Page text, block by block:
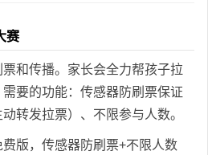
赛
和传播。家长会全力帮孩子拉
要的功能：传感器防刷票保证
转发拉票）、不限参与人数。
版，传感器防刷票+不限人数